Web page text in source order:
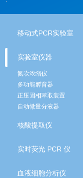
移动式PCR实验室
实验室仪器
氮吹浓缩仪
多功能孵育器
正压固相萃取装置
自动微量分液器
核酸提取仪
实时荧光 PCR 仪
血液细胞分析仪